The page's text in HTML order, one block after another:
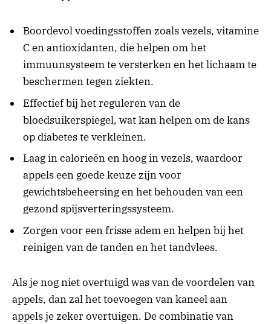
Boordevol voedingsstoffen zoals vezels, vitamine
C en antioxidanten, die helpen om het
immuunsysteem te versterken en het lichaam te
beschermen tegen ziekten.
Effectief bij het reguleren van de
bloedsuikerspiegel, wat kan helpen om de kans
op diabetes te verkleinen.
Laag in calorieën en hoog in vezels, waardoor
appels een goede keuze zijn voor
gewichtsbeheersing en het behouden van een
gezond spijsverteringssysteem.
Zorgen voor een frisse adem en helpen bij het
reinigen van de tanden en het tandvlees.
Als je nog niet overtuigd was van de voordelen van
appels, dan zal het toevoegen van kaneel aan
appels je zeker overtuigen. De combinatie van